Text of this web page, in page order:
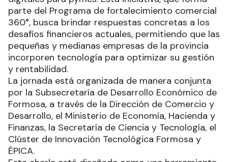
parte del Programa de fortalecimiento comercial
360°, busca brindar respuestas concretas a los
desafíos financieros actuales, permitiendo que las
pequeñas y medianas empresas de la provincia
incorporen tecnología para optimizar su gestión
y rentabilidad.
La jornada está organizada de manera conjunta
por la Subsecretaría de Desarrollo Económico de
Formosa, a través de la Dirección de Comercio y
Desarrollo, el Ministerio de Economía, Hacienda y
Finanzas, la Secretaría de Ciencia y Tecnología, el
Clúster de Innovación Tecnológica Formosa y
ÉPICA.